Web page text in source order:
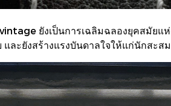
ยังเป็นการเฉลิมฉลองยุคสมัยแ
ละยังสร้างแรงบันดาลใจให้แก่นักสะส